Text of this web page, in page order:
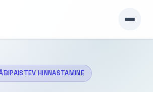
HINNASTAMINE